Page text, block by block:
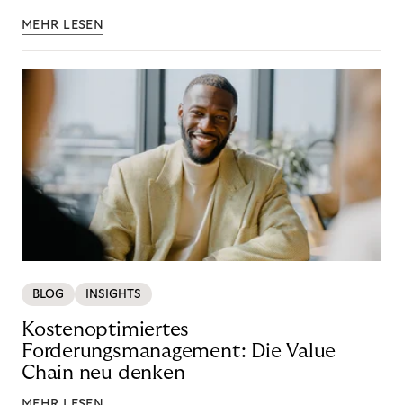
MEHR LESEN
BLOG INSIGHTS
Kostenoptimiertes
Forderungsmanagement: Die Value
Chain neu denken